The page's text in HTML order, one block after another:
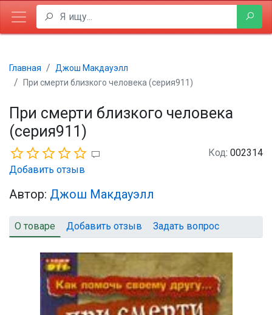
Главная
Джош Макдауэлл
При смерти близкого человека (серия911)
При смерти близкого человека
(серия911)
Добавить отзыв
Код: 002314
Автор: Джош Макдауэлл
О товаре Добавить отзыв Задать вопрос